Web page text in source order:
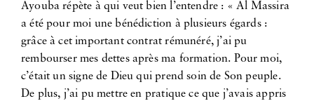
Ayouba répète à qui veut bien l’entendre : « Al Massira
a été pour moi une bénédiction à plusieurs égards :
grâce à cet important contrat rémunéré, j’ai pu
rembourser mes dettes après ma formation. Pour moi,
c’était un signe de Dieu qui prend soin de Son peuple.
De plus, j’ai pu mettre en pratique ce que j’avais appris